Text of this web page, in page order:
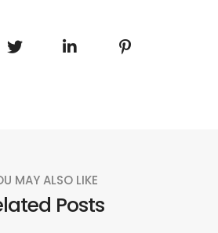
MAY ALSO LIKE
Posts